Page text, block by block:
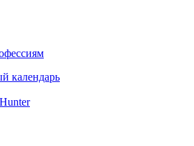
календарь